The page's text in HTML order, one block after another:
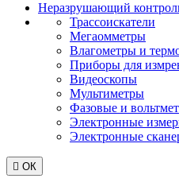
Неразрушающий
Трассоискатели
Мегаомметры
Влагометры и
Приборы для
Видеоскопы
Мультиметры
Фазовые и
Электронные
Электронные
 ОК